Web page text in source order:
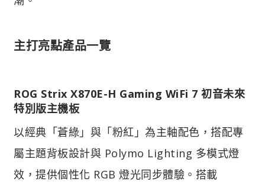
主打亮點產品一覽​
ROG Strix X870E-H Gaming WiFi 7 初音未來
特別版主機板
以經典「蒼綠」與「粉紅」為主軸配色，搭配專
屬主題背板設計與 Polymo Lighting 多模式燈
效，提供個性化 RGB 燈光同步體驗。搭載